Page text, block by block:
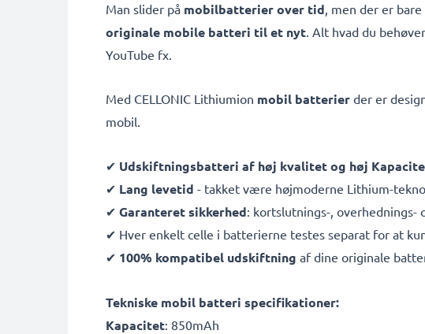
Man slider på mobilbatterier over tid, men der er
originale mobile batteri til et nyt. Alt hvad du
YouTube fx.
Med CELLONIC Lithiumion mobil batterier der er
mobil.
✔ Udskiftningsbatteri af høj kvalitet og høj
✔ Lang levetid - takket være højmoderne Lithium-
✔ Garanteret sikkerhed: kortslutnings-,
✔ Hver enkelt celle i batterierne testes separat for at
✔ 100% kompatibel udskiftning af dine originale
Tekniske mobil batteri specifikationer:
Kapacitet: 850mAh